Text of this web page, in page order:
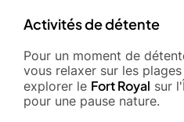
Activités de détente
Pour un moment de
vous relaxer sur les
explorer le Fort Royal sur
pour une pause nature.